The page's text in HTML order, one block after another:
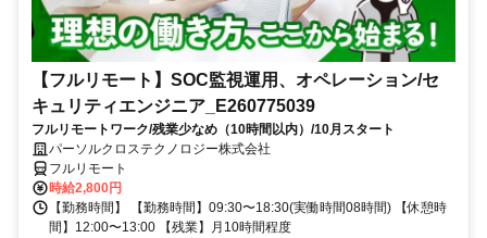
【フルリモート】SOC監視運用、オペレーション/セ
キュリティエンジニア_E260775039
フルリモートワーク/残業少なめ（10時間以内）/10月スタート
パーソルクロステクノロジー株式会社
フルリモート
時給2,800円
【勤務時間】 【勤務時間】09:30〜18:30(実働時間08時間) 【休憩時
間】12:00〜13:00 【残業】月10時間程度